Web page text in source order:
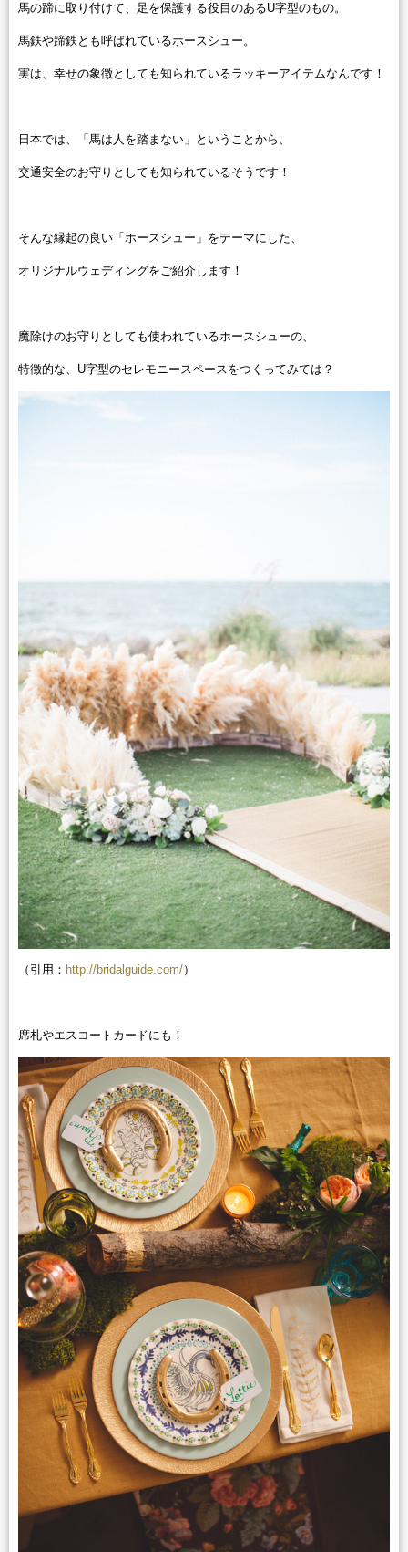
馬の蹄に取り付けて、足を保護する役目のあるU字型のもの。
馬鉄や蹄鉄とも呼ばれているホースシュー。
実は、幸せの象徴としても知られているラッキーアイテムなんです！
日本では、「馬は人を踏まない」ということから、
交通安全のお守りとしても知られているそうです！
そんな縁起の良い「ホースシュー」をテーマにした、
オリジナルウェディングをご紹介します！
魔除けのお守りとしても使われているホースシューの、
特徴的な、U字型のセレモニースペースをつくってみては？
（引用： http://bridalguide.com/）
席札やエスコートカードにも！